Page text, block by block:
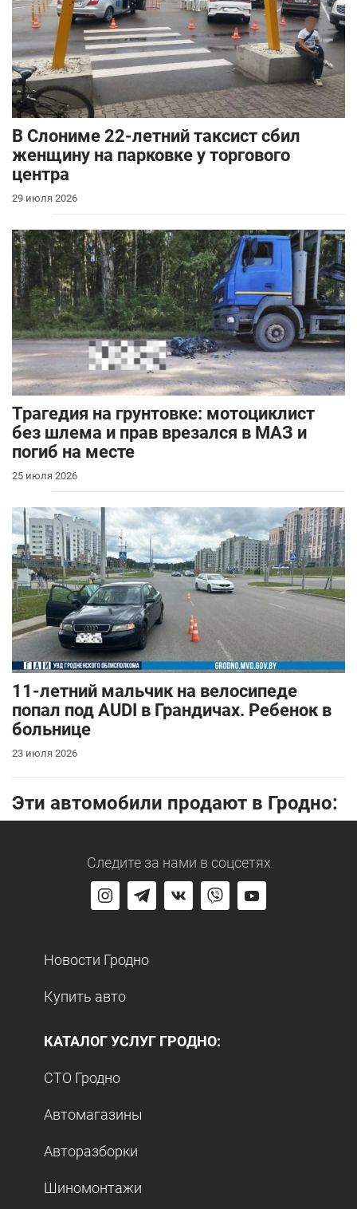
В Слониме 22-летний таксист сбил
женщину на парковке у торгового
центра
29 июля 2026
Трагедия на грунтовке: мотоциклист
без шлема и прав врезался в МАЗ и
погиб на месте
25 июля 2026
11-летний мальчик на велосипеде
попал под AUDI в Грандичах. Ребенок в
больнице
23 июля 2026
Эти автомобили продают в Гродно:
Следите за нами в соцсетях
Новости Гродно
Купить авто
КАТАЛОГ УСЛУГ ГРОДНО:
СТО Гродно
Автомагазины
Авторазборки
Шиномонтажи